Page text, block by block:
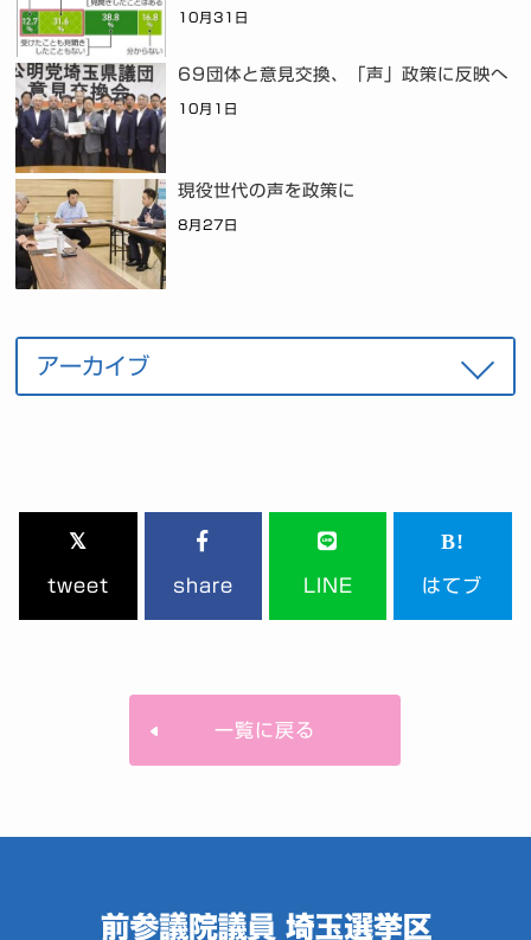
10月31日
69団体と意見交換、「声」政策に反映へ
10月1日
現役世代の声を政策に
8月27日
tweet share LINE はてブ
一覧に戻る